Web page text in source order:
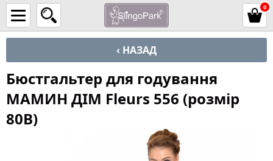
0
‹ НАЗАД
Бюстгальтер для годування
МАМИН ДІМ Fleurs 556 (розмір
80B)